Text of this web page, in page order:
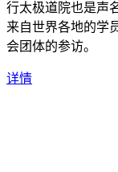
行太极道院也是声
来自世界各地的学
会团体的参访。
详情